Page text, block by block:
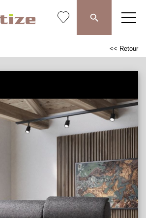
<< Retour